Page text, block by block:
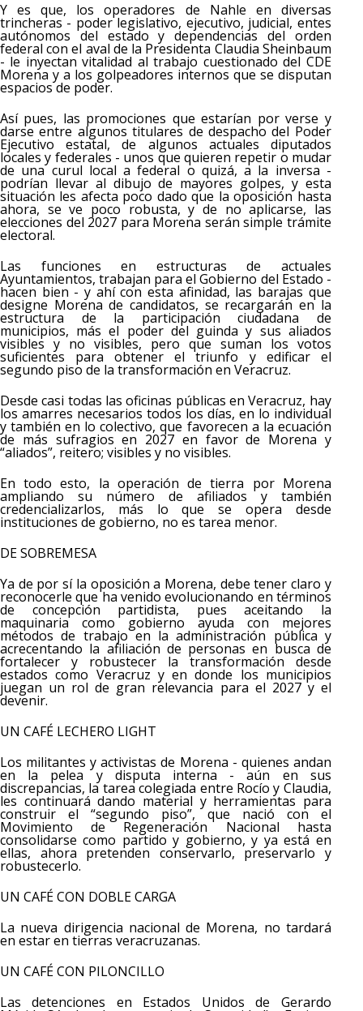
Y es que, los operadores de Nahle en diversas
trincheras - poder legislativo, ejecutivo, judicial, entes
autónomos del estado y dependencias del orden
federal con el aval de la Presidenta Claudia Sheinbaum
- le inyectan vitalidad al trabajo cuestionado del CDE
Morena y a los golpeadores internos que se disputan
espacios de poder.
Así pues, las promociones que estarían por verse y
darse entre algunos titulares de despacho del Poder
Ejecutivo estatal, de algunos actuales diputados
locales y federales - unos que quieren repetir o mudar
de una curul local a federal o quizá, a la inversa -
podrían llevar al dibujo de mayores golpes, y esta
situación les afecta poco dado que la oposición hasta
ahora, se ve poco robusta, y de no aplicarse, las
elecciones del 2027 para Morena serán simple trámite
electoral.
Las funciones en estructuras de actuales
Ayuntamientos, trabajan para el Gobierno del Estado -
hacen bien - y ahí con esta afinidad, las barajas que
designe Morena de candidatos, se recargarán en la
estructura de la participación ciudadana de
municipios, más el poder del guinda y sus aliados
visibles y no visibles, pero que suman los votos
suficientes para obtener el triunfo y edificar el
segundo piso de la transformación en Veracruz.
Desde casi todas las oficinas públicas en Veracruz, hay
los amarres necesarios todos los días, en lo individual
y también en lo colectivo, que favorecen a la ecuación
de más sufragios en 2027 en favor de Morena y
“aliados”, reitero; visibles y no visibles.
En todo esto, la operación de tierra por Morena
ampliando su número de afiliados y también
credencializarlos, más lo que se opera desde
instituciones de gobierno, no es tarea menor.
DE SOBREMESA
Ya de por sí la oposición a Morena, debe tener claro y
reconocerle que ha venido evolucionando en términos
de concepción partidista, pues aceitando la
maquinaria como gobierno ayuda con mejores
métodos de trabajo en la administración pública y
acrecentando la afiliación de personas en busca de
fortalecer y robustecer la transformación desde
estados como Veracruz y en donde los municipios
juegan un rol de gran relevancia para el 2027 y el
devenir.
UN CAFÉ LECHERO LIGHT
Los militantes y activistas de Morena - quienes andan
en la pelea y disputa interna - aún en sus
discrepancias, la tarea colegiada entre Rocío y Claudia,
les continuará dando material y herramientas para
construir el “segundo piso”, que nació con el
Movimiento de Regeneración Nacional hasta
consolidarse como partido y gobierno, y ya está en
ellas, ahora pretenden conservarlo, preservarlo y
robustecerlo.
UN CAFÉ CON DOBLE CARGA
La nueva dirigencia nacional de Morena, no tardará
en estar en tierras veracruzanas.
UN CAFÉ CON PILONCILLO
Las detenciones en Estados Unidos de Gerardo